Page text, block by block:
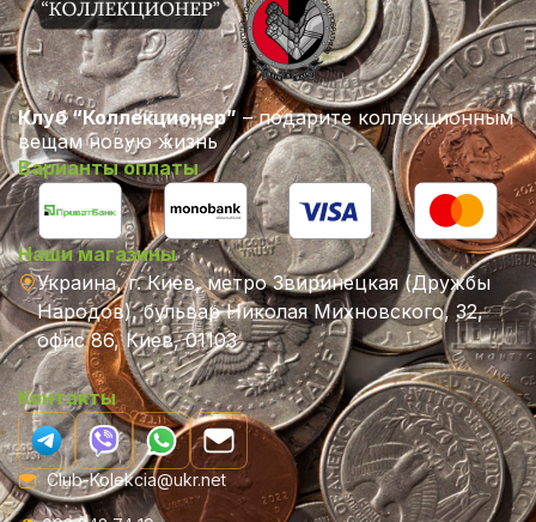
Клуб “Коллекционер” – подарите коллекционным
вещам новую жизнь
Варианты оплаты
Наши магазины
Украина, г. Киев, метро Звиринецкая (Дружбы
Народов), бульвар Николая Михновского, 32,
офис 86, Киев, 01103
Контакты
Club-Kolekcia@ukr.net